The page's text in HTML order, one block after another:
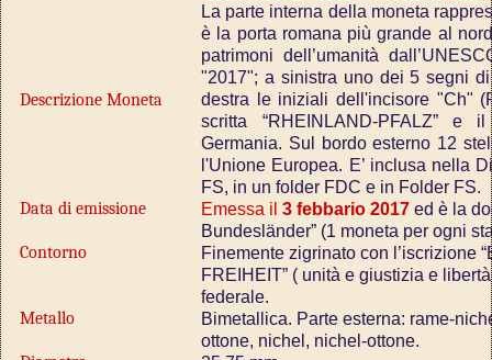
Descrizione Moneta
La parte interna della moneta
è la porta romana più grande al
patrimoni dell’umanità
"2017"; a sinistra uno dei 5 segni
destra le iniziali dell'incisore "Ch"
scritta “RHEINLAND-PFALZ”
Germania. Sul bordo esterno 12
l'Unione Europea. E’ inclusa nella
FS, in un folder FDC e in Folder FS.
Data di emissione Emessa il3 febbario 2017 ed è la
Bundesländer” (1 moneta per ogni
Contorno
Finemente zigrinato con l’iscrizione
FREIHEIT” ( unità e giustizia e
federale.
Metallo
Bimetallica. Parte esterna: rame-
ottone, nichel, nichel-ottone.